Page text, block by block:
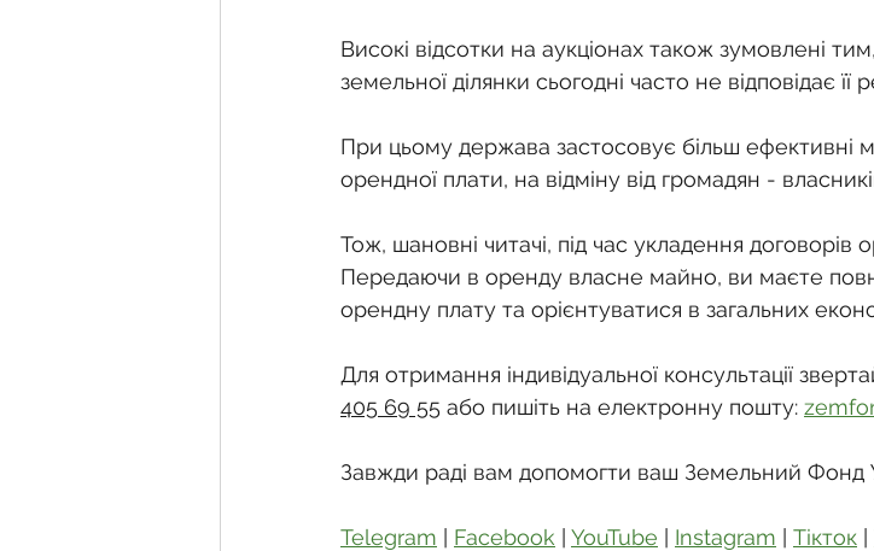
Високі відсотки на аукціонах також зумовлені
земельної ділянки сьогодні часто не відповідає її
При цьому держава застосовує більш ефективні
орендної плати, на відміну від громадян -
Тож, шановні читачі, під час укладення договорів
Передаючи в оренду власне майно, ви маєте
орендну плату та орієнтуватися в загальних
Для отримання індивідуальної консультації
405 69 55 або пишіть на електронну пошту:
Завжди раді вам допомогти ваш Земельний Фонд
Telegram Facebook YouTube Instagram Тікток